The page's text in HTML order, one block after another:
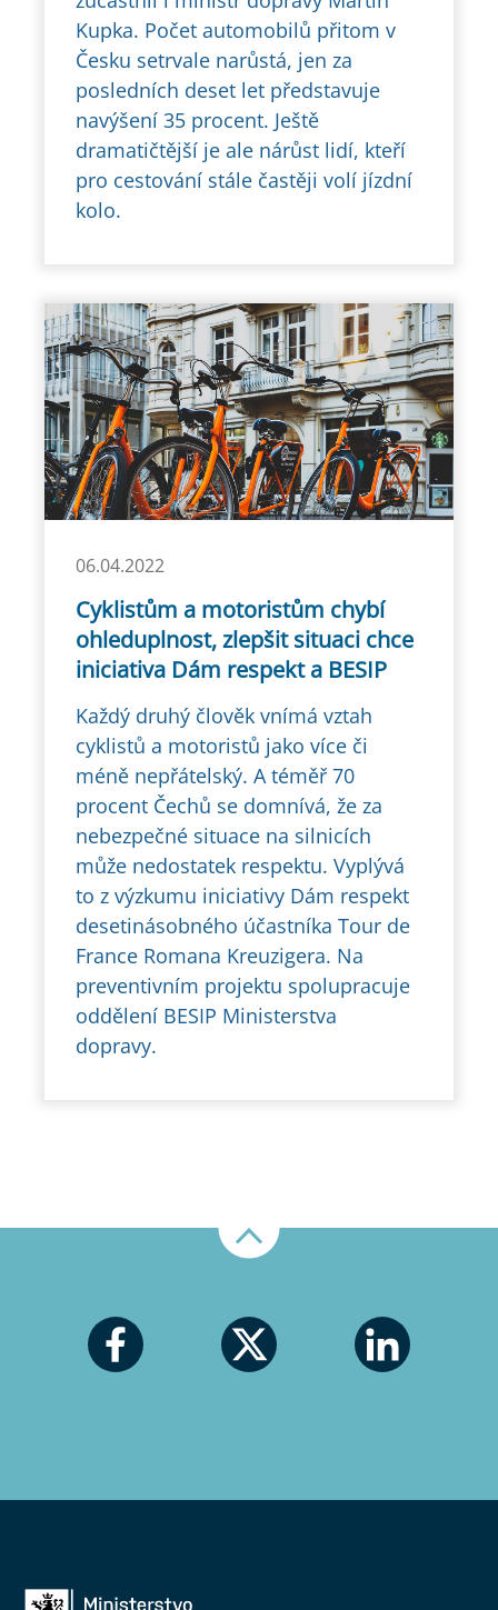
Kupka. Počet automobilů přitom v
Česku setrvale narůstá, jen za
posledních deset let představuje
navýšení 35 procent. Ještě
dramatičtější je ale nárůst lidí, kteří
pro cestování stále častěji volí jízdní
kolo.
06.04.2022
Cyklistům a motoristům chybí
ohleduplnost, zlepšit situaci chce
iniciativa Dám respekt a BESIP
Každý druhý člověk vnímá vztah
cyklistů a motoristů jako více či
méně nepřátelský. A téměř 70
procent Čechů se domnívá, že za
nebezpečné situace na silnicích
může nedostatek respektu. Vyplývá
to z výzkumu iniciativy Dám respekt
desetinásobného účastníka Tour de
France Romana Kreuzigera. Na
preventivním projektu spolupracuje
oddělení BESIP Ministerstva
dopravy.